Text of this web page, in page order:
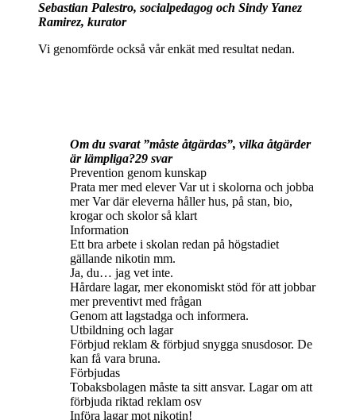
Sebastian Palestro, socialpedagog och Sindy Yanez
Ramirez, kurator
Vi genomförde också vår enkät med resultat nedan.
Om du svarat ”måste åtgärdas”, vilka åtgärder
är lämpliga?29 svar
Prevention genom kunskap
Prata mer med elever Var ut i skolorna och jobba
mer Var där eleverna håller hus, på stan, bio,
krogar och skolor så klart
Information
Ett bra arbete i skolan redan på högstadiet
gällande nikotin mm.
Ja, du… jag vet inte.
Hårdare lagar, mer ekonomiskt stöd för att jobbar
mer preventivt med frågan
Genom att lagstadga och informera.
Utbildning och lagar
Förbjud reklam & förbjud snygga snusdosor. De
kan få vara bruna.
Förbjudas
Tobaksbolagen måste ta sitt ansvar. Lagar om att
förbjuda riktad reklam osv
Införa lagar mot nikotin!